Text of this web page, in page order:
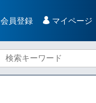
会員登録 マイページ